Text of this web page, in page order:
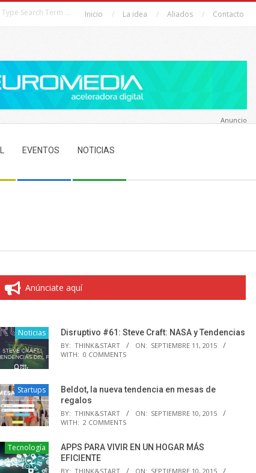
Inicio La idea Aliados Contacto
EVENTOS NOTICIAS
Anuncio
Anúnciate aquí
Noticias Disruptivo #61: Steve Craft: NASA y Tendencias
BY: THINK&START ON: SEPTIEMBRE 11, 2015
WITH: 0 COMMENTS
Startups
Beldot, la nueva tendencia en mesas de
regalos
BY: THINK&START ON: SEPTIEMBRE 10, 2015
WITH: 2 COMMENTS
Tecnología
APPS PARA VIVIR EN UN HOGAR MÁS
EFICIENTE
BY: THINK&START ON: SEPTIEMBRE 10, 2015